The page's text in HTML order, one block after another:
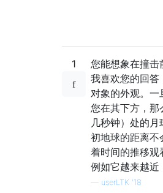
1
您能想象在撞
我喜欢您的回答
对象的外观。
您在其下方，
几秒钟）处的
初地球的距离不
着时间的推移观
例如它越来越近
userLTK '18